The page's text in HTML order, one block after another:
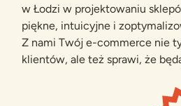
w Łodzi w projektowaniu
piękne, intuicyjne i
Z nami Twój e-commerce nie
klientów, ale też sprawi, że